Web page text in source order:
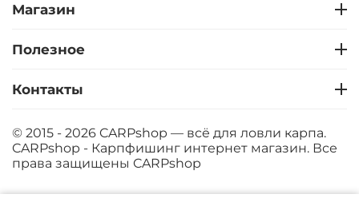
Магазин
Полезное
Контакты
© 2015 - 2026 CARPshop — всё для ловли карпа.
CARPshop - Карпфишинг интернет магазин. Все
права защищены CARPshop